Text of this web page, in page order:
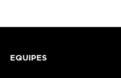
EQUIPES